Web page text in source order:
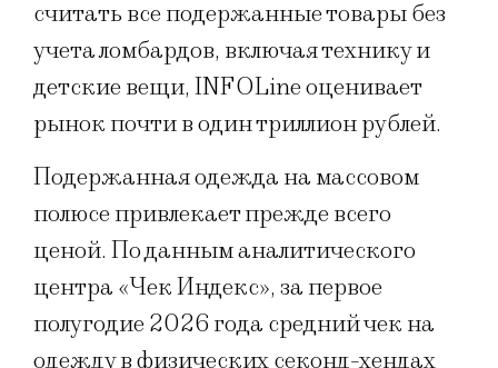
считать все подержанные товары без
учета ломбардов, включая технику и
детские вещи, INFOLine оценивает
рынок почти в один триллион рублей.
Подержанная одежда на массовом
полюсе привлекает прежде всего
ценой. По данным аналитического
центра «Чек Индекс», за первое
полугодие 2026 года средний чек на
одежду в физических секонд-хендах